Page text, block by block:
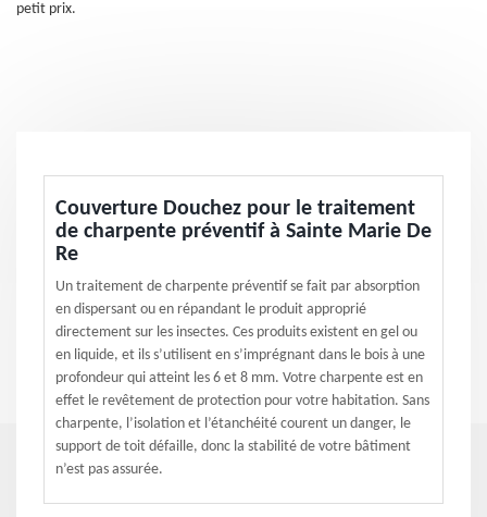
petit prix.
Couverture Douchez pour le traitement
de charpente préventif à Sainte Marie De
Re
Un traitement de charpente préventif se fait par absorption
en dispersant ou en répandant le produit approprié
directement sur les insectes. Ces produits existent en gel ou
en liquide, et ils s’utilisent en s’imprégnant dans le bois à une
profondeur qui atteint les 6 et 8 mm. Votre charpente est en
effet le revêtement de protection pour votre habitation. Sans
charpente, l’isolation et l’étanchéité courent un danger, le
support de toit défaille, donc la stabilité de votre bâtiment
n’est pas assurée.